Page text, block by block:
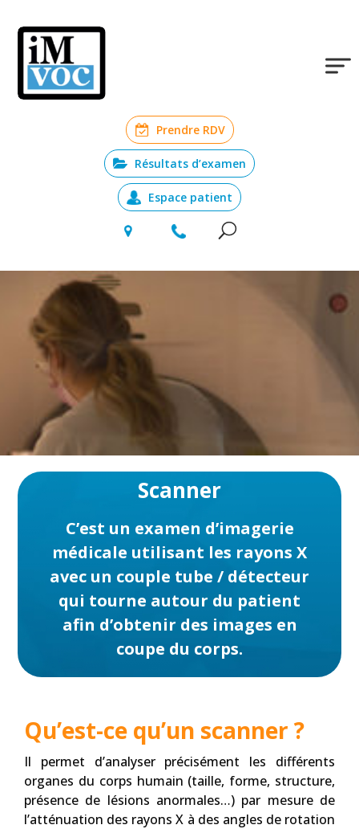
Prendre RDV
Résultats d’examen
Espace patient
Scanner
C’est un examen d’imagerie
médicale utilisant les rayons X
avec un couple tube / détecteur
qui tourne autour du patient
afin d’obtenir des images en
coupe du corps.
Qu’est-ce qu’un scanner ?
Il permet d’analyser précisément les différents
organes du corps humain (taille, forme, structure,
présence de lésions anormales…) par mesure de
l’atténuation des rayons X à des angles de rotation